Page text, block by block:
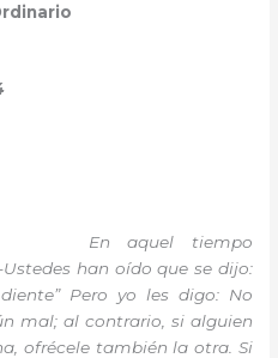
En aquel tiempo
han oído que se dijo:
Pero yo les digo: No
mal; al contrario, si alguien
ofrécele también la otra. Si